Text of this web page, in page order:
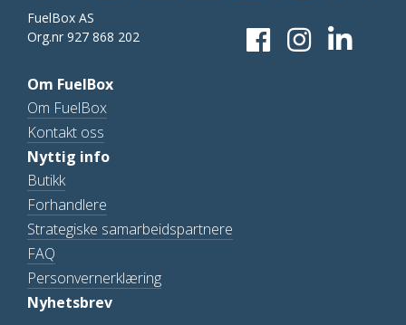
FuelBox AS
Org.nr 927 868 202
Om FuelBox
Om FuelBox
Kontakt oss
Nyttig info
Butikk
Forhandlere
Strategiske samarbeidspartnere
FAQ
Personvernerklæring
Nyhetsbrev